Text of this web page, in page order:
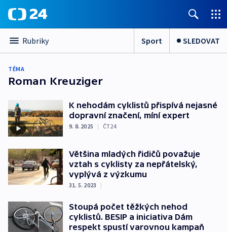
Rubriky Sport SLEDOVAT
TÉMA
Roman Kreuziger
K nehodám cyklistů přispívá nejasné
dopravní značení, míní expert
9. 8. 2025 | ČT24
Většina mladých řidičů považuje
vztah s cyklisty za nepřátelský,
vyplývá z výzkumu
31. 5. 2023 |
Stoupá počet těžkých nehod
cyklistů. BESIP a iniciativa Dám
respekt spustí varovnou kampaň